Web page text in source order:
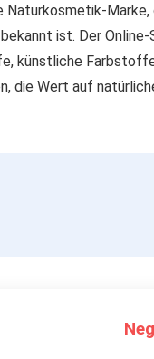
Marke,
ist. Der
künstliche Farbstoffe
die Wert auf